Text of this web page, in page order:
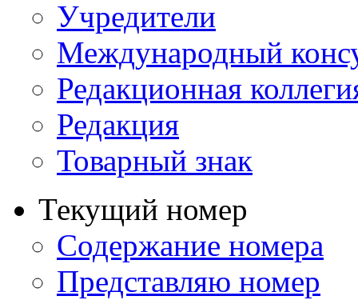
Учредители
Международный
Редакционная
Редакция
Товарный знак
Текущий номер
Содержание номера
Представляю номер